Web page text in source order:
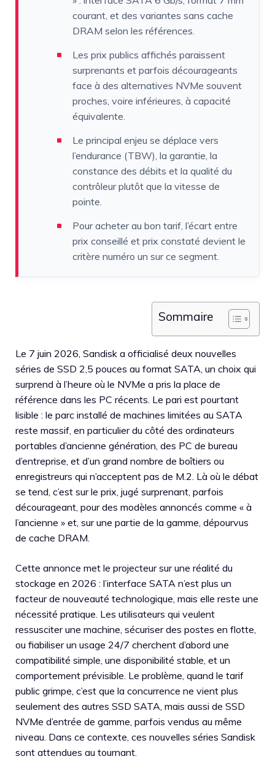
courant, et des variantes sans cache
DRAM selon les références.
Les prix publics affichés paraissent
surprenants et parfois décourageants
face à des alternatives NVMe souvent
proches, voire inférieures, à capacité
équivalente.
Le principal enjeu se déplace vers
l’endurance (TBW), la garantie, la
constance des débits et la qualité du
contrôleur plutôt que la vitesse de
pointe.
Pour acheter au bon tarif, l’écart entre
prix conseillé et prix constaté devient le
critère numéro un sur ce segment.
Sommaire
Le 7 juin 2026, Sandisk a officialisé deux nouvelles
séries de SSD 2,5 pouces au format SATA, un choix qui
surprend à l’heure où le NVMe a pris la place de
référence dans les PC récents. Le pari est pourtant
lisible : le parc installé de machines limitées au SATA
reste massif, en particulier du côté des ordinateurs
portables d’ancienne génération, des PC de bureau
d’entreprise, et d’un grand nombre de boîtiers ou
enregistreurs qui n’acceptent pas de M.2. Là où le débat
se tend, c’est sur le prix, jugé surprenant, parfois
décourageant, pour des modèles annoncés comme « à
l’ancienne » et, sur une partie de la gamme, dépourvus
de cache DRAM.
Cette annonce met le projecteur sur une réalité du
stockage en 2026 : l’interface SATA n’est plus un
facteur de nouveauté technologique, mais elle reste une
nécessité pratique. Les utilisateurs qui veulent
ressusciter une machine, sécuriser des postes en flotte,
ou fiabiliser un usage 24/7 cherchent d’abord une
compatibilité simple, une disponibilité stable, et un
comportement prévisible. Le problème, quand le tarif
public grimpe, c’est que la concurrence ne vient plus
seulement des autres SSD SATA, mais aussi de SSD
NVMe d’entrée de gamme, parfois vendus au même
niveau. Dans ce contexte, ces nouvelles séries Sandisk
sont attendues au tournant.